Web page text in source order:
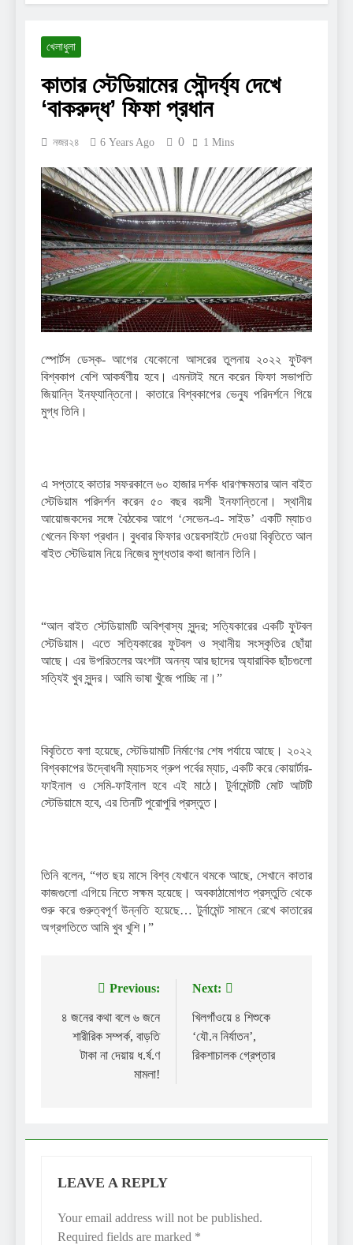
খেলাধুলা
কাতার স্টেডিয়ামের সৌন্দর্য্য দেখে
‘বাকরুদ্ধ’ ফিফা প্রধান
নজর২৪ 6 Years Ago 0 1 Mins
স্পোর্টস ডেস্ক- আগের যেকোনো আসরের তুলনায় ২০২২ ফুটবল
বিশ্বকাপ বেশি আকর্ষণীয় হবে। এমনটাই মনে করেন ফিফা সভাপতি
জিয়ান্নি ইনফ্যান্তিনো। কাতারে বিশ্বকাপের ভেন্যু পরিদর্শনে গিয়ে
মুগ্ধ তিনি।
এ সপ্তাহে কাতার সফরকালে ৬০ হাজার দর্শক ধারণক্ষমতার আল বাইত
স্টেডিয়াম পরিদর্শন করেন ৫০ বছর বয়সী ইনফান্তিনো। স্থানীয়
আয়োজকদের সঙ্গে বৈঠকের আগে ‘সেভেন-এ- সাইড’ একটি ম্যাচও
খেলেন ফিফা প্রধান। বুধবার ফিফার ওয়েবসাইটে দেওয়া বিবৃতিতে আল
বাইত স্টেডিয়াম নিয়ে নিজের মুগ্ধতার কথা জানান তিনি।
“আল বাইত স্টেডিয়ামটি অবিশ্বাস্য সুন্দর; সত্যিকারের একটি ফুটবল
স্টেডিয়াম। এতে সত্যিকারের ফুটবল ও স্থানীয় সংস্কৃতির ছোঁয়া
আছে। এর উপরিতলের অংশটা অনন্য আর ছাদের অ্যারাবিক ছাঁচগুলো
সত্যিই খুব সুন্দর। আমি ভাষা খুঁজে পাচ্ছি না।”
বিবৃতিতে বলা হয়েছে, স্টেডিয়ামটি নির্মাণের শেষ পর্যায়ে আছে। ২০২২
বিশ্বকাপের উদ্বোধনী ম্যাচসহ গ্রুপ পর্বের ম্যাচ, একটি করে কোয়ার্টার-
ফাইনাল ও সেমি-ফাইনাল হবে এই মাঠে। টুর্নামেন্টটি মোট আটটি
স্টেডিয়ামে হবে, এর তিনটি পুরোপুরি প্রস্তুত।
তিনি বলেন, “গত ছয় মাসে বিশ্ব যেখানে থমকে আছে, সেখানে কাতার
কাজগুলো এগিয়ে নিতে সক্ষম হয়েছে। অবকাঠামোগত প্রস্তুতি থেকে
শুরু করে গুরুত্বপূর্ণ উন্নতি হয়েছে… টুর্নামেন্ট সামনে রেখে কাতারের
অগ্রগতিতে আমি খুব খুশি।”
navigation
Previous:
৪ জনের কথা বলে ৬ জনে
শারীরিক সম্পর্ক, বাড়তি
টাকা না দেয়ায় ধ.র্ষ.ণ
মামলা!
Next:
খিলগাঁওয়ে ৪ শিশুকে
‘যৌ.ন নির্যাতন’,
রিকশাচালক গ্রেপ্তার
LEAVE A REPLY
Your email address will not be published.
Required fields are marked *